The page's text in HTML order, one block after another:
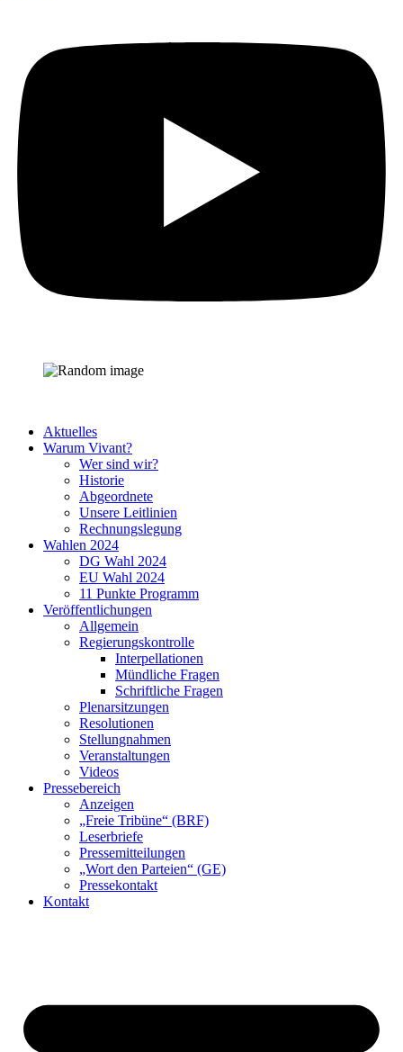
Aktuelles
Warum Vivant?
Wer sind wir?
Historie
Abgeordnete
Unsere Leitlinien
Rechnungslegung
Wahlen 2024
DG Wahl 2024
EU Wahl 2024
11 Punkte Programm
Veröffentlichungen
Allgemein
Regierungskontrolle
Interpellationen
Mündliche Fragen
Schriftliche Fragen
Plenarsitzungen
Resolutionen
Stellungnahmen
Veranstaltungen
Videos
Pressebereich
Anzeigen
„Freie Tribüne“ (BRF)
Leserbriefe
Pressemitteilungen
„Wort den Parteien“ (GE)
Pressekontakt
Kontakt